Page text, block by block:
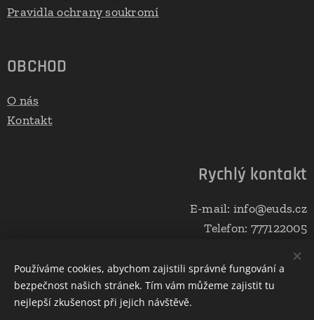
Pravidla ochrany soukromí
OBCHOD
O nás
Kontakt
Rychlý kontakt
E-mail: info@euds.cz
Telefon: 777122005
Vytvořeno službouWebnode Cookies
Používáme cookies, abychom zajistili správné fungování a
bezpečnost našich stránek. Tím vám můžeme zajistit tu
nejlepší zkušenost při jejich návštěvě.